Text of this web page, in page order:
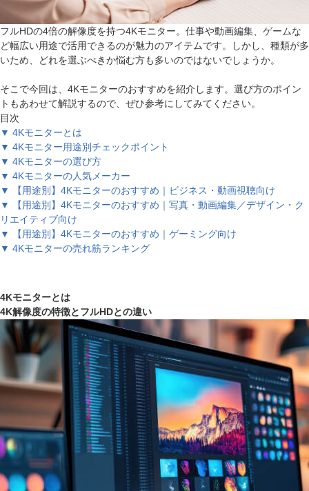
フルHDの4倍の解像度を持つ4Kモニター。仕事や動画編集、ゲームな
ど幅広い用途で活用できるのが魅力のアイテムです。しかし、種類が多
いため、どれを選ぶべきか悩む方も多いのではないでしょうか。
そこで今回は、4Kモニターのおすすめを紹介します。選び方のポイン
トもあわせて解説するので、ぜひ参考にしてみてください。
目次
▼ 4Kモニターとは
▼ 4Kモニター用途別チェックポイント
▼ 4Kモニターの選び方
▼ 4Kモニターの人気メーカー
▼ 【用途別】4Kモニターのおすすめ｜ビジネス・動画視聴向け
▼ 【用途別】4Kモニターのおすすめ｜写真・動画編集／デザイン・ク
リエイティブ向け
▼ 【用途別】4Kモニターのおすすめ｜ゲーミング向け
▼ 4Kモニターの売れ筋ランキング
4Kモニターとは
4K解像度の特徴とフルHDとの違い